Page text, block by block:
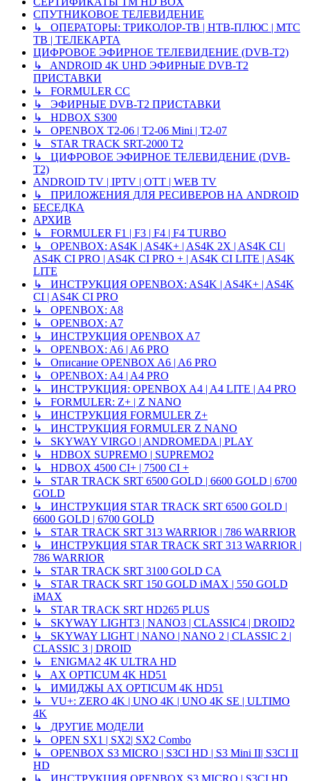
СПУТНИКОВОЕ ТЕЛЕВИДЕНИЕ
↳ ОПЕРАТОРЫ: ТРИКОЛОР-ТВ | НТВ-ПЛЮС | МТС
ТВ | ТЕЛЕКАРТА
ЦИФРОВОЕ ЭФИРНОЕ ТЕЛЕВИДЕНИЕ (DVB-T2)
↳ ANDROID 4K UHD ЭФИРНЫЕ DVB-T2
ПРИСТАВКИ
↳ FORMULER CC
↳ ЭФИРНЫЕ DVB-T2 ПРИСТАВКИ
↳ HDBOX S300
↳ OPENBOX T2-06 | T2-06 Mini | T2-07
↳ STAR TRACK SRT-2000 T2
↳ ЦИФРОВОЕ ЭФИРНОЕ ТЕЛЕВИДЕНИЕ (DVB-
T2)
ANDROID TV | IPTV | OTT | WEB TV
↳ ПРИЛОЖЕНИЯ ДЛЯ РЕСИВЕРОВ НА ANDROID
БЕСЕДКА
АРХИВ
↳ FORMULER F1 | F3 | F4 | F4 TURBO
↳ OPENBOX: AS4K | AS4K+ | AS4K 2X | AS4K CI |
AS4K CI PRO | AS4K CI PRO + | AS4K CI LITE | AS4K
LITE
↳ ИНСТРУКЦИЯ OPENBOX: AS4K | AS4K+ | AS4K
CI | AS4K CI PRO
↳ OPENBOX: A8
↳ OPENBOX: A7
↳ ИНСТРУКЦИЯ OPENBOX A7
↳ OPENBOX: A6 | A6 PRO
↳ Описание OPENBOX A6 | A6 PRO
↳ OPENBOX: A4 | A4 PRO
↳ ИНСТРУКЦИЯ: OPENBOX A4 | A4 LITE | A4 PRO
↳ FORMULER: Z+ | Z NANO
↳ ИНСТРУКЦИЯ FORMULER Z+
↳ ИНСТРУКЦИЯ FORMULER Z NANO
↳ SKYWAY VIRGO | ANDROMEDA | PLAY
↳ HDBOX SUPREMO | SUPREMO2
↳ HDBOX 4500 CI+ | 7500 CI +
↳ STAR TRACK SRT 6500 GOLD | 6600 GOLD | 6700
GOLD
↳ ИНСТРУКЦИЯ STAR TRACK SRT 6500 GOLD |
6600 GOLD | 6700 GOLD
↳ STAR TRACK SRT 313 WARRIOR | 786 WARRIOR
↳ ИНСТРУКЦИЯ STAR TRACK SRT 313 WARRIOR |
786 WARRIOR
↳ STAR TRACK SRT 3100 GOLD CA
↳ STAR TRACK SRT 150 GOLD iMAX | 550 GOLD
iMAX
↳ STAR TRACK SRT HD265 PLUS
↳ SKYWAY LIGHT3 | NANO3 | CLASSIC4 | DROID2
↳ SKYWAY LIGHT | NANO | NANO 2 | CLASSIC 2 |
CLASSIC 3 | DROID
↳ ENIGMA2 4K ULTRA HD
↳ AX OPTICUM 4K HD51
↳ ИМИДЖЫ AX OPTICUM 4K HD51
↳ VU+: ZERO 4K | UNO 4K | UNO 4K SE | ULTIMO
4K
↳ ДРУГИЕ МОДЕЛИ
↳ OPEN SX1 | SX2| SX2 Combo
↳ OPENBOX S3 MICRO | S3CI HD | S3 Mini II| S3CI II
HD
↳ ИНСТРУКЦИЯ OPENBOX S3 MICRO | S3CI HD